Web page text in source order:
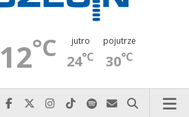
12°C jutro
24°C
pojutrze
30°C
Najlepiej po prostu do nas zadzwoń
Odwiedź nas na Facebook-u
Odwiedź nas na X
Odwiedź nas na Instagram-ie
Odwiedź nas na TikTok-u
Szukaj nas na Spotify
Wyślij do nas
Szukaj